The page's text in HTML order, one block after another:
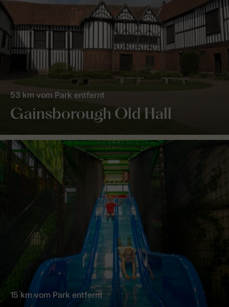
Gainsborough Old Hall
53 km vom Park entfernt
15 km vom Park entfernt